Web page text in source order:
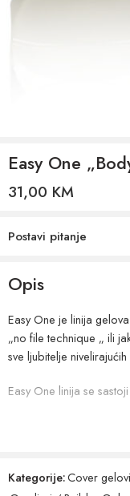
Easy One
31,00 KM
Postavi pitanje
Opis
Easy One je linija
„no file technique „ ili
sve ljubitelje
Easy One linija se
Quartz Clear ( koji
baza ispod njega )
Kategorije:Cover gelovi